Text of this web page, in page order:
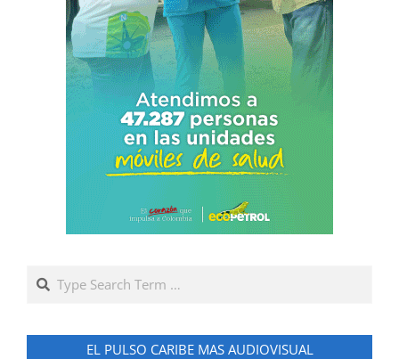
Search
EL PULSO CARIBE MAS AUDIOVISUAL